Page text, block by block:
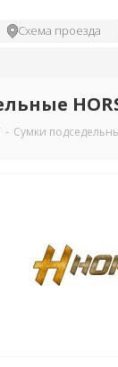
Схема проезда
- Сумки